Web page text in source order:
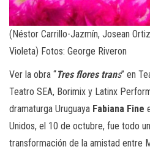
(Néstor Carrillo-Jazmín, Josean
Violeta) Fotos: George Riveron
Ver la obra “Tres flores trans” en
Teatro SEA, Borimix y Latinx
dramaturga Uruguaya Fabiana Fine
Unidos, el 10 de octubre, fue todo
transformación de la amistad entre